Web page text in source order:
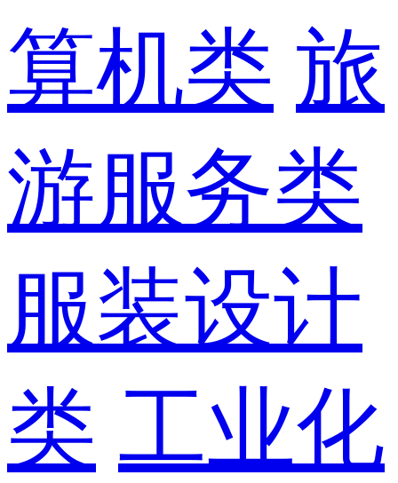
算机类 旅
游服务类
服装设计
类 工业化